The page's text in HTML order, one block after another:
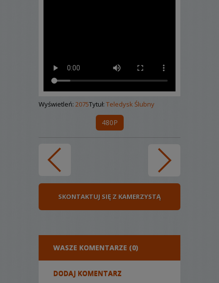
Wyświetleń: 2075Tytuł: Teledysk Ślubny
480P
SKONTAKTUJ SIĘ Z KAMERZYSTĄ
WASZE KOMENTARZE (0)
DODAJ KOMENTARZ